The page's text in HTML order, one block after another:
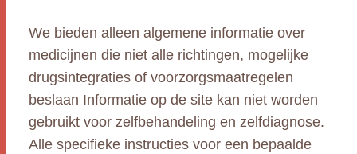
We bieden alleen algemene informatie over
medicijnen die niet alle richtingen, mogelijke
drugsintegraties of voorzorgsmaatregelen
beslaan Informatie op de site kan niet worden
gebruikt voor zelfbehandeling en zelfdiagnose.
Alle specifieke instructies voor een bepaalde